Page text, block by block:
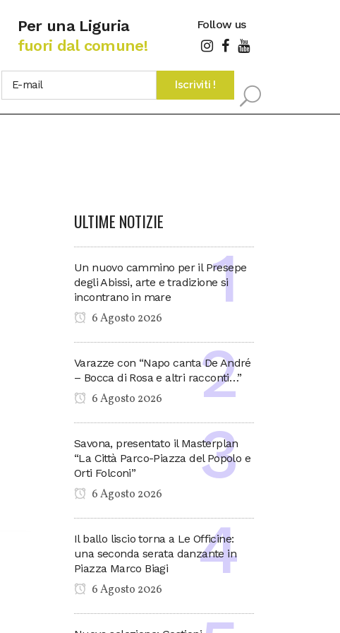
Per una Liguria
fuori dal comune!
Follow us
ULTIME NOTIZIE
Un nuovo cammino per il Presepe
degli Abissi, arte e tradizione si
incontrano in mare
6 Agosto 2026
Varazze con “Napo canta De André
– Bocca di Rosa e altri racconti…”
6 Agosto 2026
Savona, presentato il Masterplan
“La Città Parco-Piazza del Popolo e
Orti Folconi”
6 Agosto 2026
Il ballo liscio torna a Le Officine:
una seconda serata danzante in
Piazza Marco Biagi
6 Agosto 2026